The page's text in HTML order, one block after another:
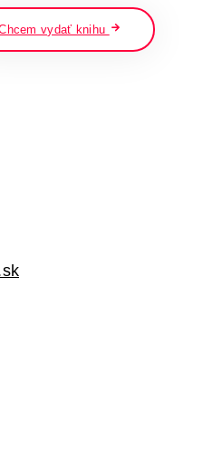
vydať knihu